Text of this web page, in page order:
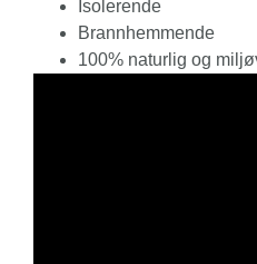
Isolerende
Brannhemmende
100% naturlig og